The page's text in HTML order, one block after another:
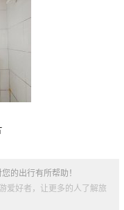
的出行有所帮助！
爱好者，让更多的人了解旅